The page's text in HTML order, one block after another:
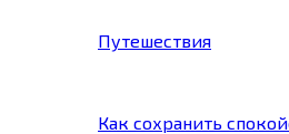
Путешествия
Как сохранить